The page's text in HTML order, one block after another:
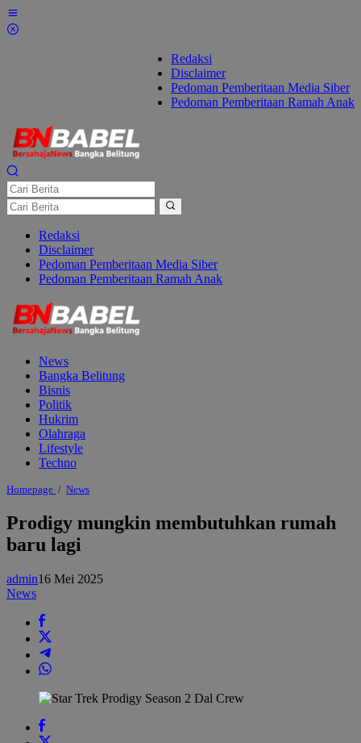
Lewati
ke
Redaksi
Disclaimer
Pedoman Pemberitaan Media Siber
Pedoman Pemberitaan Ramah Anak
Redaksi
Disclaimer
Pedoman Pemberitaan Media Siber
Pedoman Pemberitaan Ramah Anak
News
Bangka Belitung
Bisnis
Politik
Hukrim
Olahraga
Lifestyle
Techno
Homepage / NewsProdigy
membutuhkan
rumah
Prodigy mungkin membutuhkan rumah
baru lagi
admin16 Mei 2025
News